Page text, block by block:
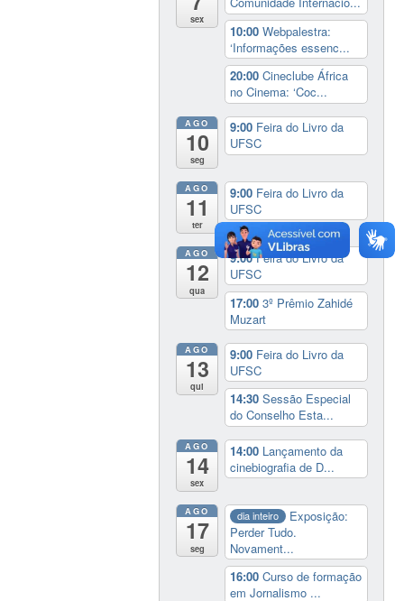
sex
10:00Webpalestra:
‘Informações essenc...
20:00Cineclube África
no Cinema: ‘Coc...
AGO
10
seg
9:00 Feira do Livro da
UFSC
AGO
11
ter
9:00 Feira do Livro da
UFSC
AGO
12
qua
9:00Feira do Livro da
UFSC
17:003º Prêmio Zahidé
Muzart
AGO
13
qui
9:00 Feira do Livro da
UFSC
14:30Sessão Especial
do Conselho Esta...
AGO
14
sex
14:00 Lançamento da
cinebiografia de D...
AGO
17
seg
dia inteiro
Exposição:
Perder Tudo.
Novament...
16:00Curso de formação
em Jornalismo ...